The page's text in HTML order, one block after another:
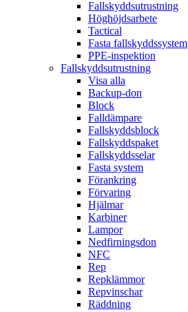
Fallskyddsutrustning
Höghöjdsarbete
Tactical
Fasta fallskyddssystem
PPE-inspektion
Fallskyddsutrustning
Visa alla
Backup-don
Block
Falldämpare
Fallskyddsblock
Fallskyddspaket
Fallskyddsselar
Fasta system
Förankring
Förvaring
Hjälmar
Karbiner
Lampor
Nedfirningsdon
NFC
Rep
Repklämmor
Repvinschar
Räddning